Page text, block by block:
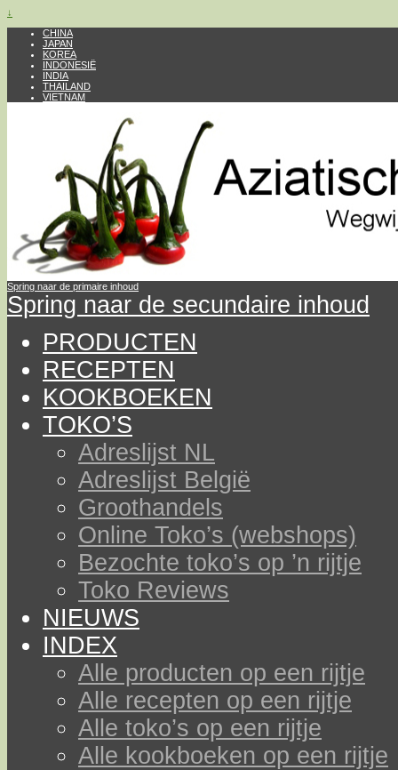
↓
CHINA
JAPAN
KOREA
INDONESIË
INDIA
THAILAND
VIETNAM
Spring naar de primaire inhoud
Spring naar de secundaire inhoud
PRODUCTEN
RECEPTEN
KOOKBOEKEN
TOKO’S
Adreslijst NL
Adreslijst België
Groothandels
Online Toko’s (webshops)
Bezochte toko’s op ’n rijtje
Toko Reviews
NIEUWS
INDEX
Alle producten op een rijtje
Alle recepten op een rijtje
Alle toko’s op een rijtje
Alle kookboeken op een rijtje